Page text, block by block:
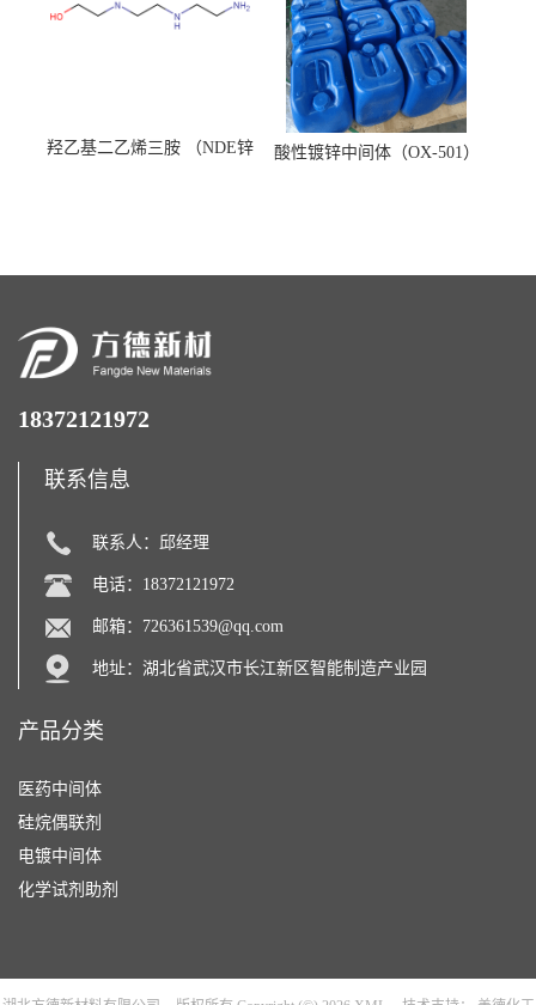
羟乙基二乙烯三胺 （NDE锌
酸性镀锌中间体（OX-501）
18372121972
联系信息
联系人：邱经理
电话：18372121972
邮箱： 726361539@qq.com
地址：湖北省武汉市长江新区智能制造产业园
产品分类
医药中间体
硅烷偶联剂
电镀中间体
化学试剂助剂